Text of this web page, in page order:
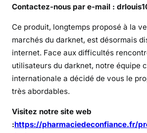
y
o
r
m
e
n
n
Contactez-nous par e-mail :
Ce produit, longtemps proposé à la
marchés du darknet, est désormais
internet. Face aux difficultés
utilisateurs du darknet, notre équipe
internationale a décidé de vous le
très abordables.
Visitez notre site web
:https://pharmaciedeconfiance.fr/